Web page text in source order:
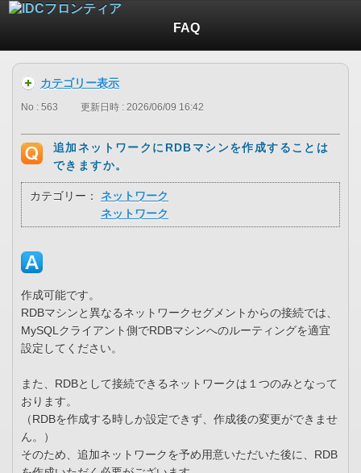
FAQ
カテゴリー表示
No : 563 更新日時 : 2026/06/09 16:42
追加ネットワークにRDBマシンを作成することは
できますか。
カテゴリー：
ネットワーク
ネットワーク
作成可能です。
RDBマシンと異なるネットワークセグメントからの接続では、
MySQLクライアント側でRDBマシンへのルーティングを適宜
設定してください。
また、RDBとして接続できるネットワークは１つのみとなって
おります。
（RDBを作成する時しか設定できず、作成後の変更ができませ
ん。）
そのため、追加ネットワークを予め用意いただいた後に、RDB